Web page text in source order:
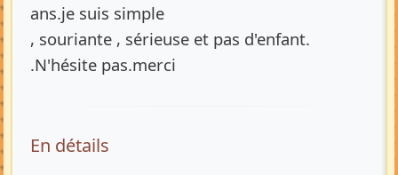
ans.je suis simple
, souriante , sérieuse et pas d'enfant.
.N'hésite pas.merci
En détails